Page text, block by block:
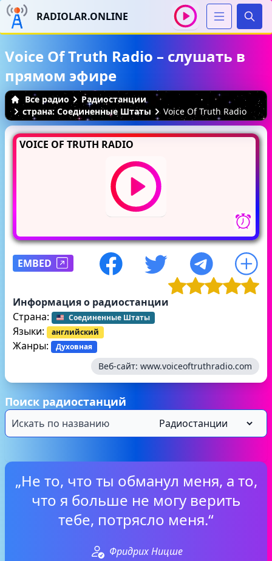
RADIOLAR.ONLINE
Voice Of Truth Radio – слушать в
прямом эфире
Все радио
Радиостанции
страна: Соединенные Штаты
Voice Of Truth Radio
VOICE OF TRUTH RADIO
EMBED
Информация о радиостанции
Страна:
Соединенные Штаты
Языки: английский
Жанры: Духовная
Веб-сайт: www.voiceoftruthradio.com
Поиск радиостанций
„Не то, что ты обманул меня, а то,
что я больше не могу верить
тебе, потрясло меня.“
Фридрих Ницше